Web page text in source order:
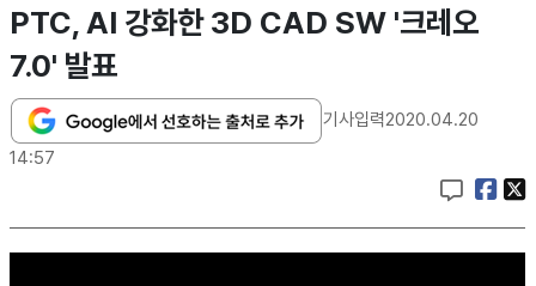
PTC, AI 강화한 3D CAD SW '크레오
7.0' 발표
기사입력2020.04.20
14:57